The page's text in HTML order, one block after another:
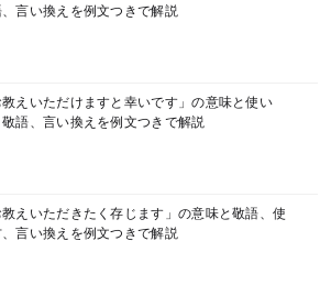
言い換えを例文つきで解説
教えいただけますと幸いです」の意味と使い
語、言い換えを例文つきで解説
教えいただきたく存じます」の意味と敬語、使
言い換えを例文つきで解説